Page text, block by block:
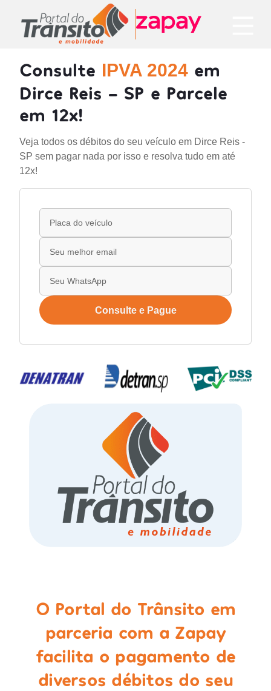
Consulte IPVA 2024 em
Dirce Reis - SP e Parcele
em 12x!
Veja todos os débitos do seu veículo em Dirce Reis -
SP sem pagar nada por isso e resolva tudo em até
12x!
Consulte e Pague
O Portal do Trânsito em
parceria com a Zapay
facilita o pagamento de
diversos débitos do seu